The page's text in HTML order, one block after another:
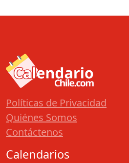
Políticas de Privacidad
Quiénes Somos
Contáctenos
Calendarios